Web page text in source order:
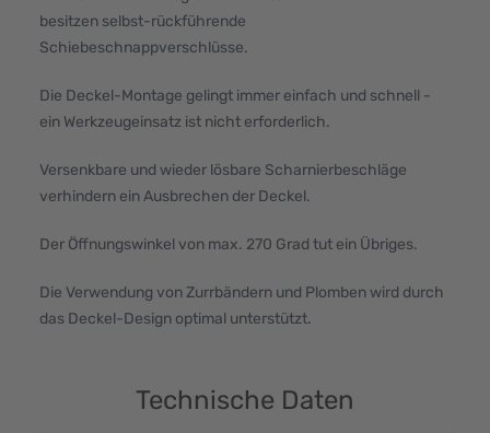
besitzen selbst-rückführende
Schiebeschnappverschlüsse.
Die Deckel-Montage gelingt immer einfach und schnell -
ein Werkzeugeinsatz ist nicht erforderlich.
Versenkbare und wieder lösbare Scharnierbeschläge
verhindern ein Ausbrechen der Deckel.
Der Öffnungswinkel von max. 270 Grad tut ein Übriges.
Die Verwendung von Zurrbändern und Plomben wird durch
das Deckel-Design optimal unterstützt.
Technische Daten